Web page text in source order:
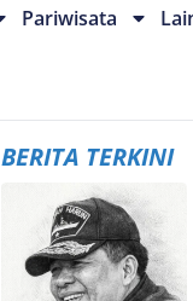
Pariwisata
BERITA TERKINI